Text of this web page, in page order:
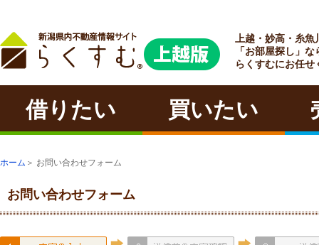
ラクチン
上越・妙高・糸魚
「お部屋探し」な
らくすむにお任せ
借りたい 買いたい
ホーム ＞ お問い合わせフォーム
お問い合わせフォーム